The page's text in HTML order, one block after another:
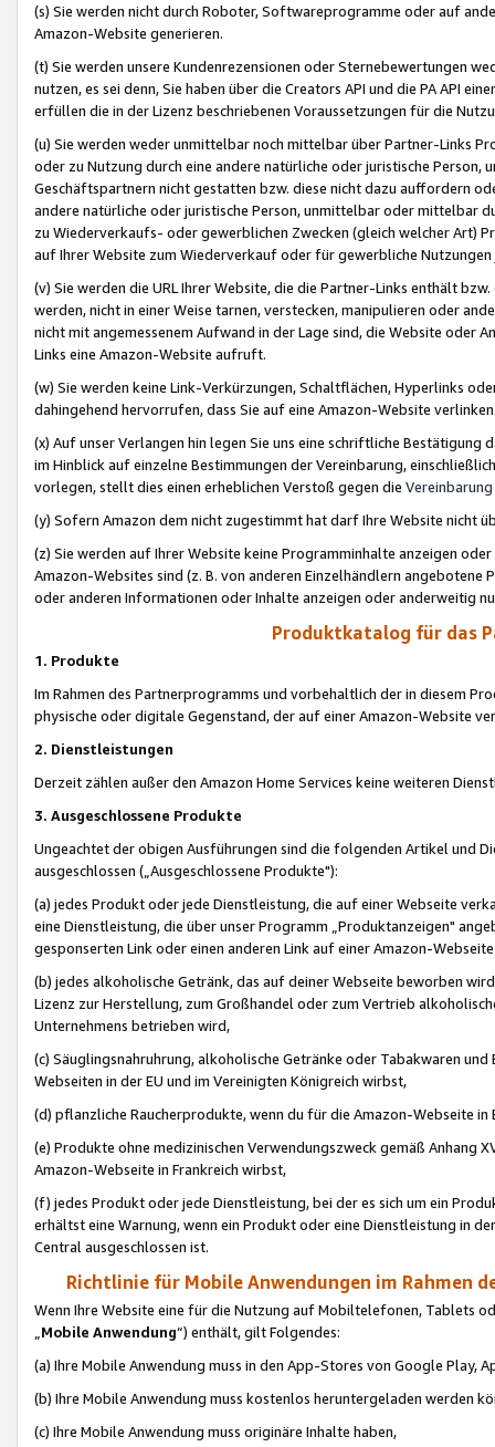
(s) Sie werden nicht durch Roboter, Softwareprogramme oder auf
Amazon-Website generieren.
(t) Sie werden unsere Kundenrezensionen oder Sternebewertungen
nutzen, es sei denn, Sie haben über die Creators API und die PA API
erfüllen die in der Lizenz beschriebenen Voraussetzungen für die
(u) Sie werden weder unmittelbar noch mittelbar über Partner-Links
oder zu Nutzung durch eine andere natürliche oder juristische
Geschäftspartnern nicht gestatten bzw. diese nicht dazu auffordern
andere natürliche oder juristische Person, unmittelbar oder mittelbar
zu Wiederverkaufs- oder gewerblichen Zwecken (gleich welcher Art)
auf Ihrer Website zum Wiederverkauf oder für gewerbliche
(v) Sie werden die URL Ihrer Website, die die Partner-Links enthält
werden, nicht in einer Weise tarnen, verstecken, manipulieren oder
nicht mit angemessenem Aufwand in der Lage sind, die Website oder
Links eine Amazon-Website aufruft.
(w) Sie werden keine Link-Verkürzungen, Schaltflächen, Hyperlinks
dahingehend hervorrufen, dass Sie auf eine Amazon-Website
(x) Auf unser Verlangen hin legen Sie uns eine schriftliche
im Hinblick auf einzelne Bestimmungen der Vereinbarung,
vorlegen, stellt dies einen erheblichen Verstoß gegen die Vereinbarung
(y) Sofern Amazon dem nicht zugestimmt hat darf Ihre Website nicht
(z) Sie werden auf Ihrer Website keine Programminhalte anzeigen
Amazon-Websites sind (z. B. von anderen Einzelhändlern
oder anderen Informationen oder Inhalte anzeigen oder anderweitig
Produktkatalog für das
1. Produkte
Im Rahmen des Partnerprogramms und vorbehaltlich der in diesem
physische oder digitale Gegenstand, der auf einer Amazon-Website
2. Dienstleistungen
Derzeit zählen außer den Amazon Home Services keine weiteren
3. Ausgeschlossene Produkte
Ungeachtet der obigen Ausführungen sind die folgenden Artikel und
ausgeschlossen („Ausgeschlossene Produkte"):
(a) jedes Produkt oder jede Dienstleistung, die auf einer Webseite
eine Dienstleistung, die über unser Programm „Produktanzeigen"
gesponserten Link oder einen anderen Link auf einer Amazon-
(b) jedes alkoholische Getränk, das auf deiner Webseite beworben
Lizenz zur Herstellung, zum Großhandel oder zum Vertrieb
Unternehmens betrieben wird,
(c) Säuglingsnahruhrung, alkoholische Getränke oder Tabakwaren
Webseiten in der EU und im Vereinigten Königreich wirbst,
(d) pflanzliche Raucherprodukte, wenn du für die Amazon-Webseite in
(e) Produkte ohne medizinischen Verwendungszweck gemäß Anhang
Amazon-Webseite in Frankreich wirbst,
(f) jedes Produkt oder jede Dienstleistung, bei der es sich um ein
erhältst eine Warnung, wenn ein Produkt oder eine Dienstleistung in
Central ausgeschlossen ist.
Richtlinie für Mobile Anwendungen im Rahmen
Wenn Ihre Website eine für die Nutzung auf Mobiltelefonen, Tablets
„Mobile Anwendung“) enthält, gilt Folgendes:
(a) Ihre Mobile Anwendung muss in den App-Stores von Google Play,
(b) Ihre Mobile Anwendung muss kostenlos heruntergeladen werden
(c) Ihre Mobile Anwendung muss originäre Inhalte haben,